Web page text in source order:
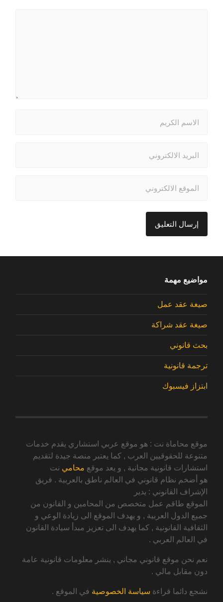
مواضيع مهمة
صيغة عقد عمل
صيغة عقد شراكة
بحث قانوني
ترجمة قانونية
ابتزاز فيسبوك
موقع محاماة نت : هو موقع عربي استشاري يقدم خدمات
متنوعة للحقوقيين العرب , كما يعتبر منصة جيدة لتقديم
استشارات قانونية مجانية , و يعد موقع محامي نت
هو أضخم نظام قانوني في العالم ناطق بالعربية . فريق
الإشراف القانوني : يدير
الموقع طاقم عمل متخصص من المحامين و القانون من
جميع الدول العربية , و يهدف الموقع الى زيادة الوعي و
الثقافية القانونية , كما يهدف الى تعزيز مبدأ سيادة القانون
في العالم العربي .
نعم نحن موقع قانوني مجاني , ينشر معلومات قانونية عامة
دون مقابل مالي .
نشجع دائما قراءة سياسة الخصوصية في الموقع .